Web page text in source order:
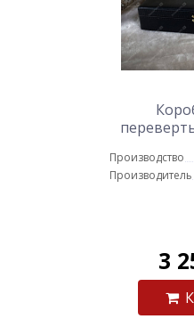
Производство
Производитель
3